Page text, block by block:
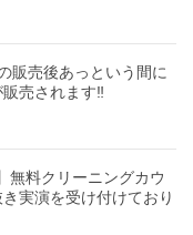
販売後あっという間に
売されます‼️
無料クリーニングカウ
実演を受け付けており